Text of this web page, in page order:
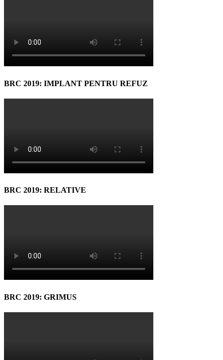
BRC 2019: IMPLANT PENTRU REFUZ
BRC 2019: RELATIVE
BRC 2019: GRIMUS